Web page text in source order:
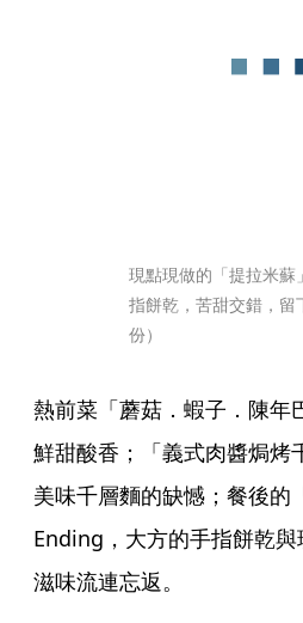
現點現做的「提拉米蘇
指餅乾，苦甜交錯，留
份）
熱前菜「蘑菇．蝦子．陳年
鮮甜酸香；「義式肉醬焗烤
美味千層麵的缺憾；餐後的
Ending，大方的手指餅乾與
滋味流連忘返。